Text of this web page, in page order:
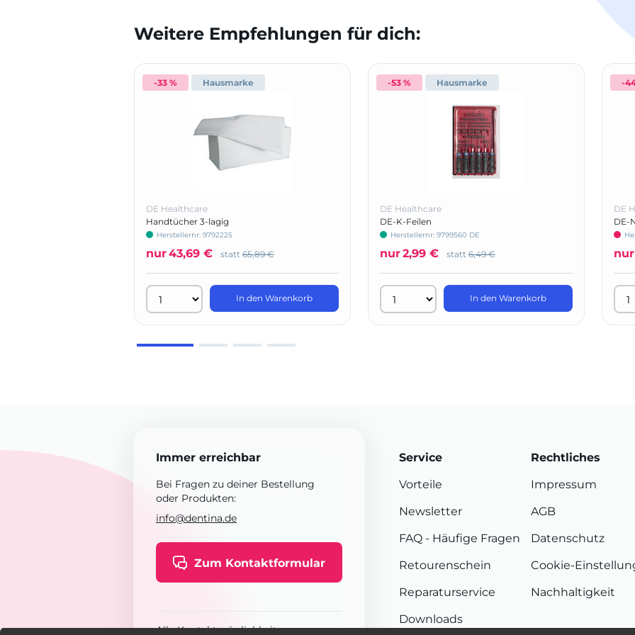
Weitere Empfehlungen für dich:
-33 % Hausmarke
DE Healthcare
Handtücher 3-lagig
Herstellernr: 9792225
nur43,69 € statt 65,89 €
In den Warenkorb
-53 % Hausmarke
DE Healthcare
DE-K-Feilen
Herstellernr: 9799560 DE
nur2,99 € statt 6,49 €
In den Warenkorb
-
DE
DE-
nur
Immer erreichbar
Bei Fragen zu deiner Bestellung
oder Produkten:
info@dentina.de
Zum Kontaktformular
Alle Kontaktmöglichkeiten
Service
Vorteile
Newsletter
FAQ - Häufige Fragen
Retourenschein
Reparaturservice
Downloads
Rechtliches
Impressum
AGB
Datenschutz
Cookie-
Nachhaltigkeit